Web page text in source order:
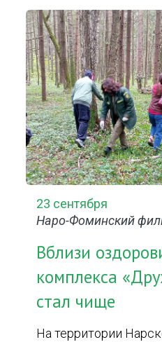
23 сентября
Наро-Фоминский
Вблизи
комплекса
стал чище
На территории